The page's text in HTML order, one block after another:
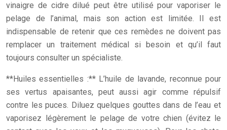
vinaigre de cidre dilué peut être utilisé pour vaporiser le
pelage de l’animal, mais son action est limitée. Il est
indispensable de retenir que ces remèdes ne doivent pas
remplacer un traitement médical si besoin et qu’il faut
toujours consulter un spécialiste.
**Huiles essentielles :** L’huile de lavande, reconnue pour
ses vertus apaisantes, peut aussi agir comme répulsif
contre les puces. Diluez quelques gouttes dans de l’eau et
vaporisez légèrement le pelage de votre chien (évitez le